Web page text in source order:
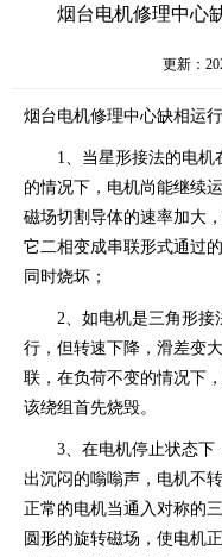
烟台电机修理中心
更新：
烟台电机修理中心缺相运
1、当星形接法的电机
的情况下，电机尚能继续
磁场切割导体的速率加大
它二相变成串联形式通过
同时烧坏；
2、如电机是三角形接
行，但转速下降，滑差变
联，在负荷不变的情况下
该绕组首先烧毁。
3、在电机停止状态下
出沉闷的嗡嗡声，电机不
正常的电机当通入对称的
圆形的旋转磁场，使电机